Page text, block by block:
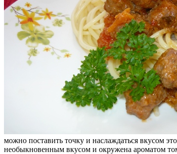
можно поставить точку и наслаждаться вкусом
необыкновенным вкусом и окружена ароматом